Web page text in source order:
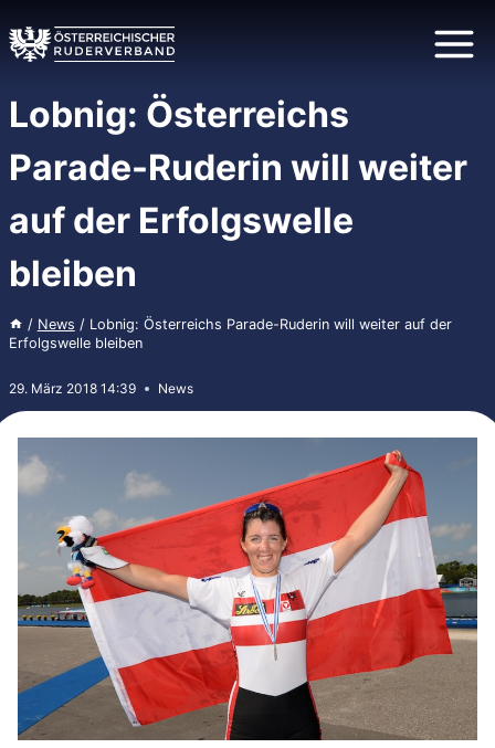
Inhalt
springen
Lobnig: Österreichs
Parade-Ruderin will weiter
auf der Erfolgswelle
bleiben
/ News / Lobnig: Österreichs Parade-Ruderin will weiter auf der
Erfolgswelle bleiben
29. März 2018 14:39 News